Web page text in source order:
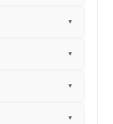
▼
▼
▼
▼